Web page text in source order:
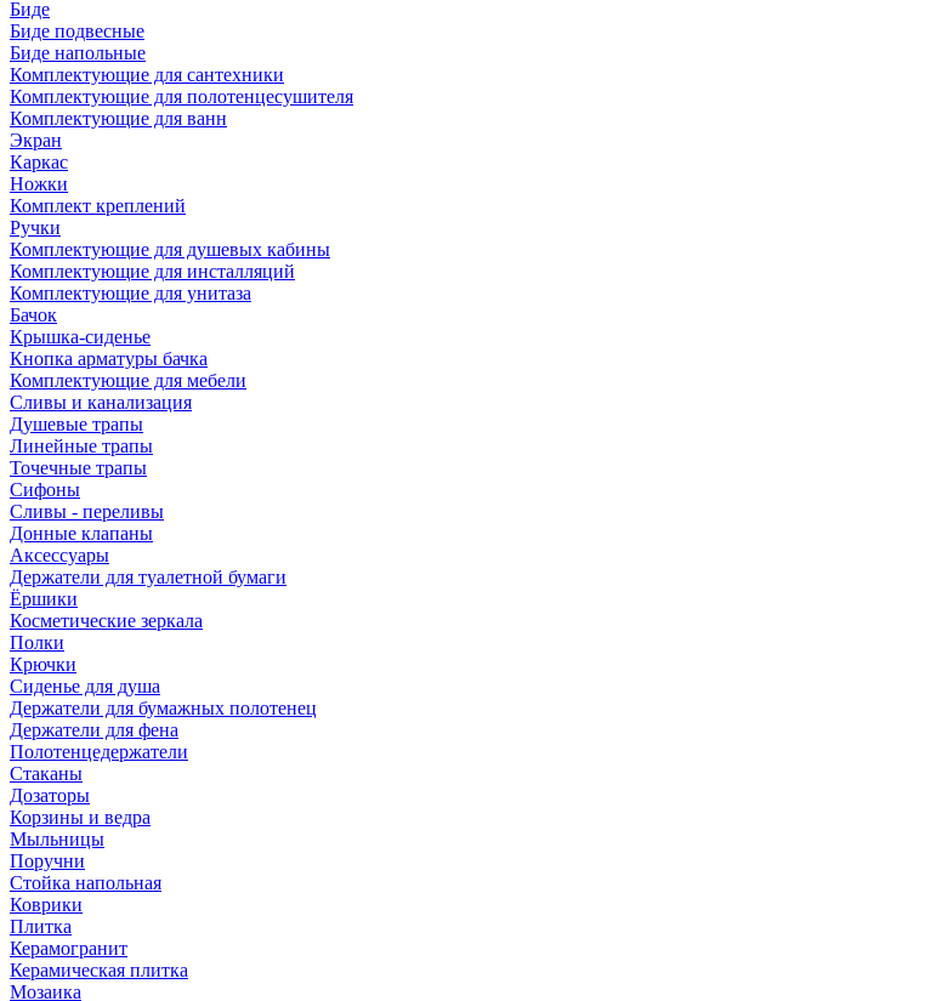
Биде
Биде подвесные
Биде напольные
Комплектующие для сантехники
Комплектующие для полотенцесушителя
Комплектующие для ванн
Экран
Каркас
Ножки
Комплект креплений
Ручки
Комплектующие для душевых кабины
Комплектующие для инсталляций
Комплектующие для унитаза
Бачок
Крышка-сиденье
Кнопка арматуры бачка
Комплектующие для мебели
Сливы и канализация
Душевые трапы
Линейные трапы
Точечные трапы
Сифоны
Сливы - переливы
Донные клапаны
Аксессуары
Держатели для туалетной бумаги
Ёршики
Косметические зеркала
Полки
Крючки
Сиденье для душа
Держатели для бумажных полотенец
Держатели для фена
Полотенцедержатели
Стаканы
Дозаторы
Корзины и ведра
Мыльницы
Поручни
Стойка напольная
Коврики
Плитка
Керамогранит
Керамическая плитка
Мозаика